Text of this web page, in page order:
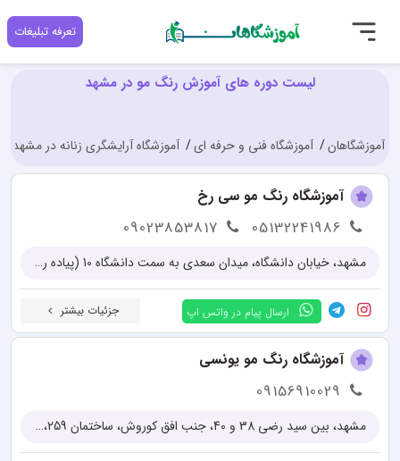
تعرفه تبلیغات
لیست دوره های آموزش رنگ مو در مشهد
آموزشگاهان آموزشگاه فنی و حرفه ای آموزشگاه آرایشگری زنانه در مشهد
آموزشگاه رنگ مو سی رخ
05132241986
09023853817
مشهد، خیابان دانشگاه، میدان سعدی به سمت دانشگاه 10 (پیاده راه جنت)، حاشیه خیابان، پلاک 206، سالن زیبایی سیرخ (آموزشگاه سیفی)
ارسال پیام در واتس اپ جزئیات بیشتر
آموزشگاه رنگ مو یونسی
09156910029
مشهد، بین سید رضی 38 و 40، جنب افق کوروش، ساختمان 259، (ساختمان اداری کیانپارس)